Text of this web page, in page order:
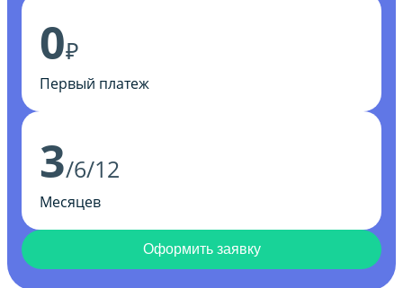
0₽
Первый платеж
3/6/12
Месяцев
Оформить заявку